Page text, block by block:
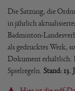
Die Satzung, die
in jährlich
Badminton-
als gedrucktes Werk,
Dokument erhältlich.
Spielregeln. Stand: